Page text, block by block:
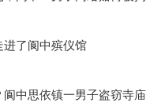
进了阆中殡仪馆
中思依镇一男子盗窃寺庙